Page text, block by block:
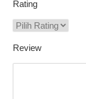
Rating
Review